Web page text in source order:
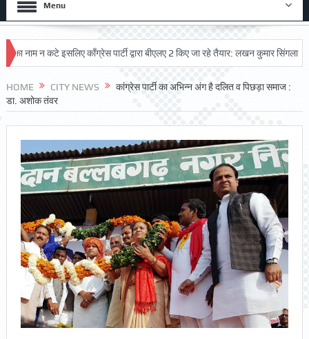
Menu
न कटे इसलिए काँग्रेस पार्टी द्वारा बीएलए 2 किए जा रहे तैयार: लखन कुमार सिंगला
HOME CITY NEWS
कांग्रेस पार्टी का अभिन्न अंग है दलित व पिछड़ा समाज :
डा. अशोक तंवर